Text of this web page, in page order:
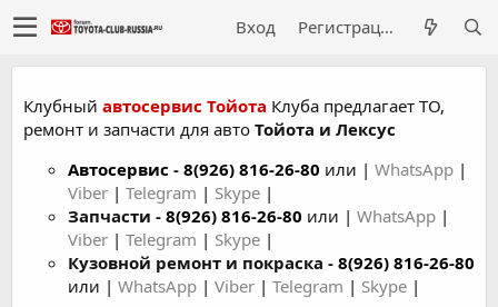
Вход Регистрация
Клубный автосервис Тойота Клуба предлагает ТО,
ремонт и запчасти для авто Тойота и Лексус
Автосервис - 8(926) 816-26-80 или | WhatsApp |
Viber | Telegram | Skype |
Запчасти - 8(926) 816-26-80 или | WhatsApp |
Viber | Telegram | Skype |
Кузовной ремонт и покраска - 8(926) 816-26-80
или | WhatsApp | Viber | Telegram | Skype |